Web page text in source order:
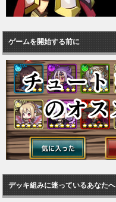
ゲームを開始する前に
デッキ組みに迷っているあなたへ